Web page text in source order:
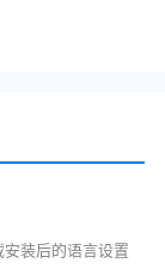
安装后的语言设置